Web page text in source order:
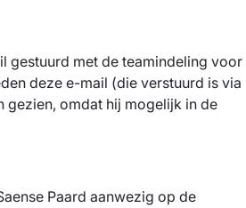
gestuurd met de teamindeling voor
deze e-mail (die verstuurd is via
gezien, omdat hij mogelijk in de
Paard aanwezig op de